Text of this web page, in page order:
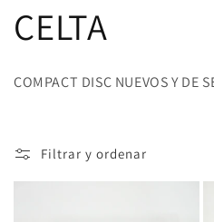
C
o
e
CELTA
COMPACT DISC NUEVOS Y DE
Filtrar y ordenar